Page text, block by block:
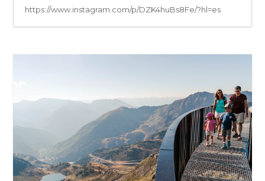
https://www.instagram.com/p/DZK4huBs8Fe/?hl=es